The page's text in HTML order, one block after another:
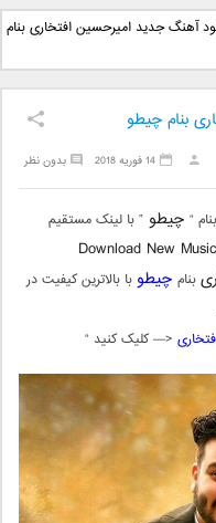
آهنگ جدید علی
بنام دورترین نزدیک
آهنگ جدید امیرحسین افتخاری بنام
بنام چیطو
بدون نظر 14 فوریه 2018
بنام “ چیطو ” با لینک مستقیم
Download New
بنام چیطوبا بالاترین کیفیت در
<— کلیک کنید “